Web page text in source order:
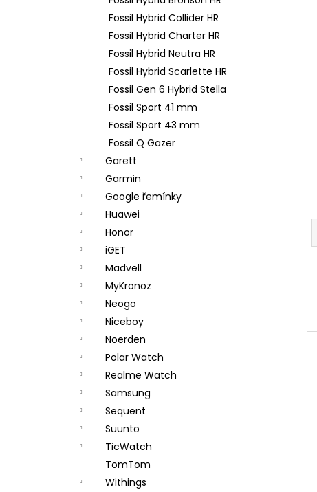
Fossil Hybrid Collider HR
Fossil Hybrid Charter HR
Fossil Hybrid Neutra HR
Fossil Hybrid Scarlette HR
Fossil Gen 6 Hybrid Stella
Fossil Sport 41 mm
Fossil Sport 43 mm
Fossil Q Gazer
Garett
Garmin
Google řemínky
Huawei
Honor
iGET
Madvell
MyKronoz
Neogo
Niceboy
Noerden
Polar Watch
Realme Watch
Samsung
Sequent
Suunto
TicWatch
TomTom
Withings
Ř
z
V